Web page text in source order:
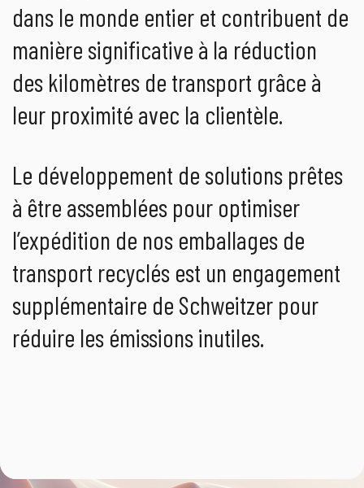
dans le monde entier et contribuent de
manière significative à la réduction
des kilomètres de transport grâce à
leur proximité avec la clientèle.
Le développement de solutions prêtes
à être assemblées pour optimiser
l’expédition de nos emballages de
transport recyclés est un engagement
supplémentaire de Schweitzer pour
réduire les émissions inutiles.